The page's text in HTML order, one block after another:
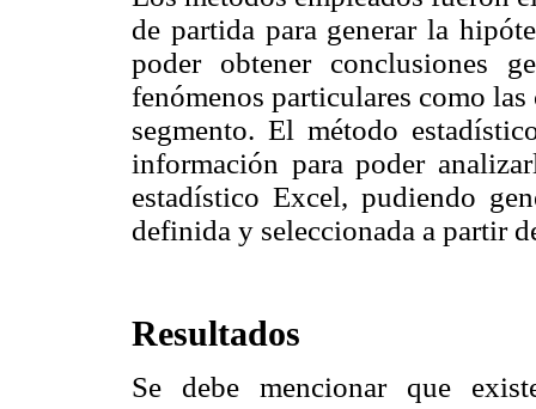
de partida para generar la
poder obtener conclusiones
fenómenos particulares como
segmento. El método
información para poder
estadístico Excel, pudiendo
definida y seleccionada a partir
Resultados
Se debe mencionar que